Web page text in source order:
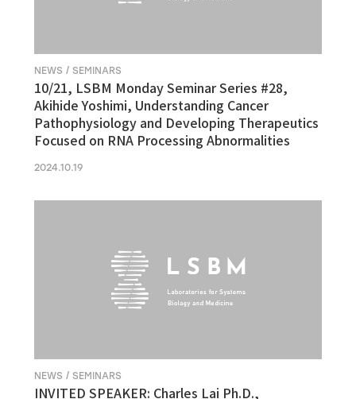
NEWS / SEMINARS
10/21, LSBM Monday Seminar Series #28,
Akihide Yoshimi, Understanding Cancer
Pathophysiology and Developing Therapeutics
Focused on RNA Processing Abnormalities
2024.10.19
NEWS / SEMINARS
INVITED SPEAKER: Charles Lai Ph.D.,